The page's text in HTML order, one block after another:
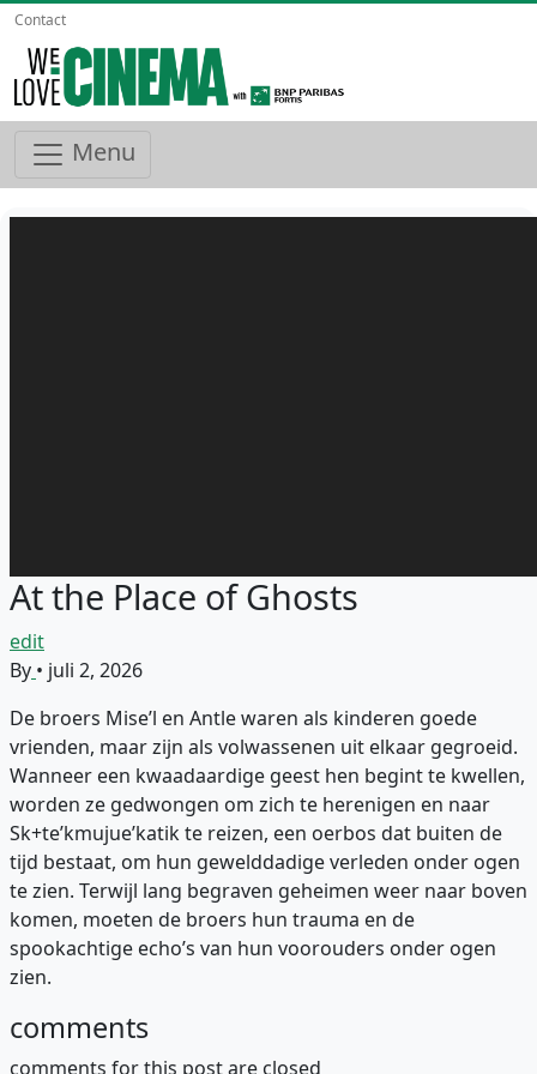
Contact
Menu
At the Place of Ghosts
edit
By • juli 2, 2026
De broers Mise’l en Antle waren als kinderen goede
vrienden, maar zijn als volwassenen uit elkaar gegroeid.
Wanneer een kwaadaardige geest hen begint te kwellen,
worden ze gedwongen om zich te herenigen en naar
Sk+te’kmujue’katik te reizen, een oerbos dat buiten de
tijd bestaat, om hun gewelddadige verleden onder ogen
te zien. Terwijl lang begraven geheimen weer naar boven
komen, moeten de broers hun trauma en de
spookachtige echo’s van hun voorouders onder ogen
zien.
comments
comments for this post are closed